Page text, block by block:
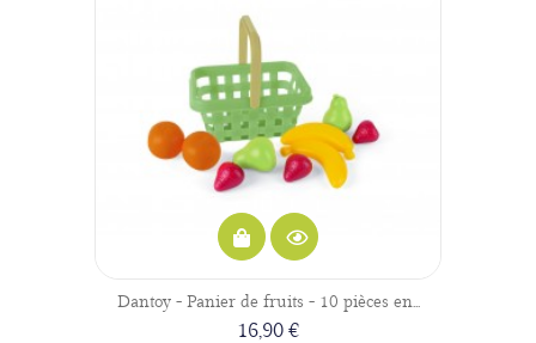
Dantoy - Panier de fruits - 10 pièces en...
16,90 €